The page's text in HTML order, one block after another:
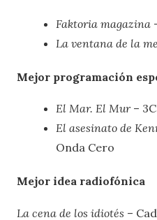
Faktoria magazina
La ventana de la
Mejor programación
El Mar. El Mur–
El asesinato de
Onda Cero
Mejor idea radiofónica
La cena de los idiotés –